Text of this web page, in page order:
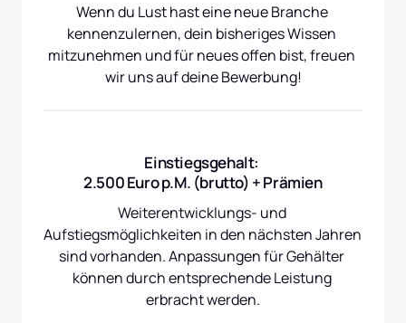
Wenn du Lust hast eine neue Branche
kennenzulernen, dein bisheriges Wissen
mitzunehmen und für neues offen bist, freuen
wir uns auf deine Bewerbung!
Einstiegsgehalt:
2.500 Euro p.M. (brutto) + Prämien
Weiterentwicklungs- und
Aufstiegsmöglichkeiten in den nächsten Jahren
sind vorhanden. Anpassungen für Gehälter
können durch entsprechende Leistung
erbracht werden.